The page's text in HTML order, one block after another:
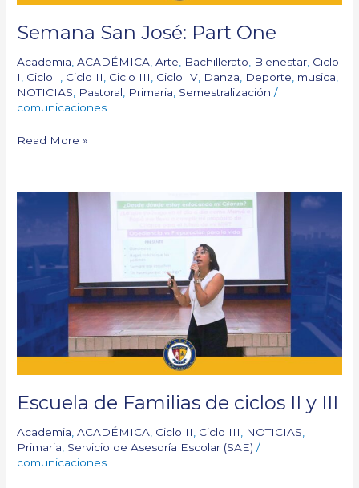
Semana San José: Part One
Academia ,ACADÉMICA ,Arte Bachillerato Bienestar Ciclo
I
Ciclo I Ciclo II Ciclo III Ciclo IV Danza Deporte musica
NOTICIAS
Pastoral Primaria Semestralización /
comunicaciones
Read More »
Escuela de Familias de ciclos II y III
Academia ,ACADÉMICA Ciclo II Ciclo III NOTICIAS
Primaria Servicio de Asesoría Escolar (SAE) /
comunicaciones
Escuela
ciclos